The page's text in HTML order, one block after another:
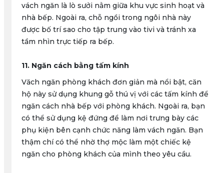
vách ngăn là lò sưởi nằm giữa khu vực sinh hoạt và
nhà bếp. Ngoài ra, chỗ ngồi trong ngôi nhà này
được bố trí sao cho tập trung vào tivi và tránh xa
tầm nhìn trực tiếp ra bếp.
11. Ngăn cách bằng tấm kính
Văch ngăn phòng khách đơn giản mà nổi bật, căn
hộ này sử dụng khung gỗ thú vị với các tấm kính để
ngăn cách nhà bếp với phòng khách. Ngoài ra, bạn
có thể sử dụng kệ đứng để làm nơi trưng bày các
phụ kiện bên cạnh chức năng làm vách ngăn. Bạn
thậm chí có thể nhờ thợ mộc làm một chiếc kệ
ngăn cho phòng khách của mình theo yêu cầu.